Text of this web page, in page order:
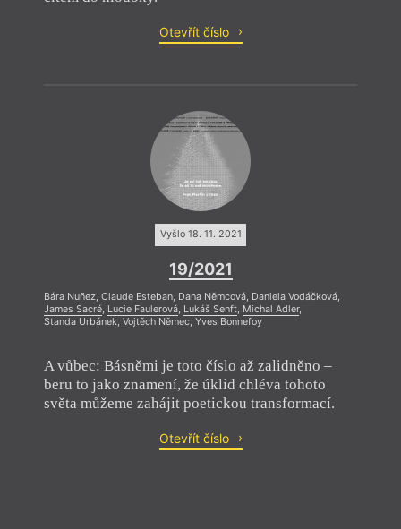
Otevřít číslo
Vyšlo 18. 11. 2021
19/2021
Bára Nuñez, Claude Esteban, Dana Němcová, Daniela Vodáčková,
James Sacré, Lucie Faulerová, Lukáš Senft, Michal Adler,
Standa Urbánek, Vojtěch Němec, Yves Bonnefoy
A vůbec: Básněmi je toto číslo až zalidněno –
beru to jako znamení, že úklid chléva tohoto
světa můžeme zahájit poetickou transformací.
Otevřít číslo